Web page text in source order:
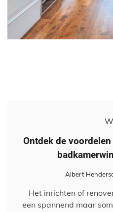
Ontdek de
Albert
Het inrichten of
een spannend maar